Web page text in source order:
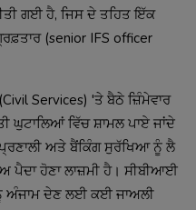
ਗਈ ਹੈ, ਜਿਸ ਦੇ ਤਹਿਤ ਇੱਕ
(senior IFS officer
Services) 'ਤੇ ਬੈਠੇ ਜ਼ਿੰਮੇਵਾਰ
ਘੁਟਾਲਿਆਂ ਵਿੱਚ ਸ਼ਾਮਲ ਪਾਏ ਜਾਂਦੇ
ਅਤੇ ਬੈਂਕਿੰਗ ਸੁਰੱਖਿਆ ਨੂੰ ਲੈ
ਪੈਦਾ ਹੋਣਾ ਲਾਜ਼ਮੀ ਹੈ। ਸੀਬੀਆਈ
ਅੰਜਾਮ ਦੇਣ ਲਈ ਕਈ ਜਾਅਲੀ